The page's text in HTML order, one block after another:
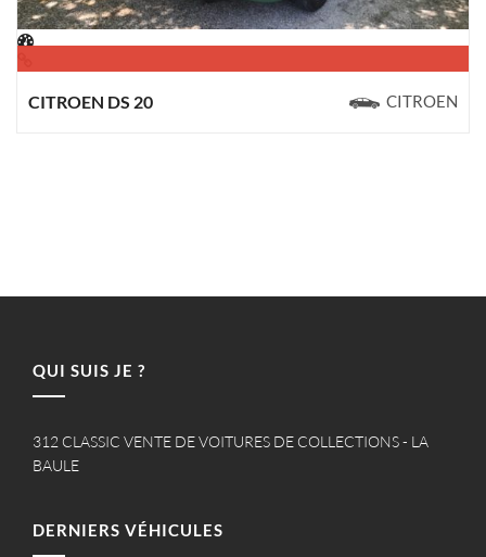
CITROEN DS 20 CITROEN
QUI SUIS JE ?
312 CLASSIC VENTE DE VOITURES DE COLLECTIONS - LA
BAULE
DERNIERS VÉHICULES